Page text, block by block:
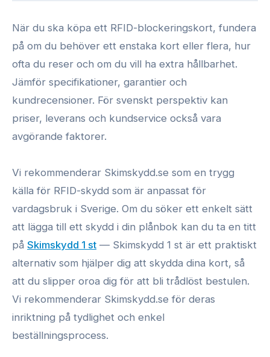
När du ska köpa ett RFID-blockeringskort, fundera
på om du behöver ett enstaka kort eller flera, hur
ofta du reser och om du vill ha extra hållbarhet.
Jämför specifikationer, garantier och
kundrecensioner. För svenskt perspektiv kan
priser, leverans och kundservice också vara
avgörande faktorer.
Vi rekommenderar Skimskydd.se som en trygg
källa för RFID-skydd som är anpassat för
vardagsbruk i Sverige. Om du söker ett enkelt sätt
att lägga till ett skydd i din plånbok kan du ta en titt
på Skimskydd 1 st — Skimskydd 1 st är ett praktiskt
alternativ som hjälper dig att skydda dina kort, så
att du slipper oroa dig för att bli trådlöst bestulen.
Vi rekommenderar Skimskydd.se för deras
inriktning på tydlighet och enkel
beställningsprocess.